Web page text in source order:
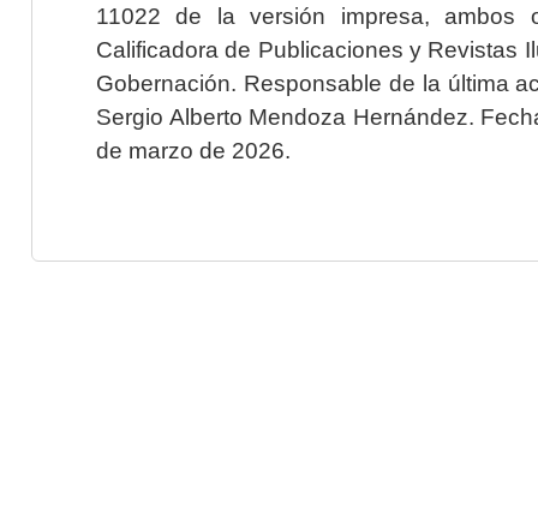
11022 de la versión impresa, ambos
Calificadora de Publicaciones y Revistas
Gobernación. Responsable de la última
Sergio Alberto Mendoza Hernández.
de marzo de 2026.